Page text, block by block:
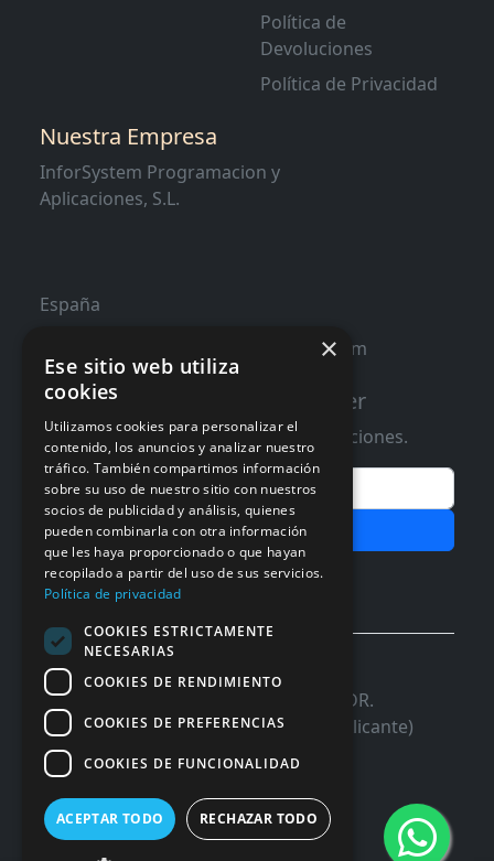
Política de
Devoluciones
Política de Privacidad
Nuestra Empresa
InforSystem Programacion y
Aplicaciones, S.L.
España
contacto@distribucioninformatica.com
Suscribete a nuestro Newsletter
Te informaremos de ofertas y promociones.
Email
Subscribir
Aceptar Politica dePrivacidad
© 2026 InforSystem Programacion y
Aplicaciones, S.L. CIF: B54337985 | C/DR.
Marañon, 17 Local 5 | 03680 - ASPE (Alicante)
×
Ese sitio web utiliza
cookies
Utilizamos cookies para personalizar el
contenido, los anuncios y analizar nuestro
tráfico. También compartimos información
sobre su uso de nuestro sitio con nuestros
socios de publicidad y análisis, quienes
pueden combinarla con otra información
que les haya proporcionado o que hayan
recopilado a partir del uso de sus servicios.
Política de privacidad
COOKIES ESTRICTAMENTE
NECESARIAS
COOKIES DE RENDIMIENTO
COOKIES DE PREFERENCIAS
COOKIES DE FUNCIONALIDAD
ACEPTAR TODO RECHAZAR TODO